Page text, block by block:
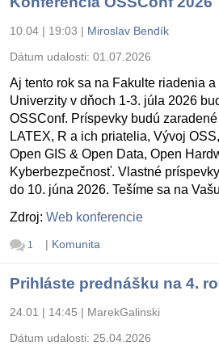
10.04 | 19:03 | Miroslav Bendík
Dátum udalosti: 01.07.2026
Aj tento rok sa na Fakulte riadenia
Univerzity v dňoch 1-3. júla 2026
OSSConf. Príspevky budú
LATEX, R a ich priatelia, Vývoj
Open GIS & Open Data, Open
Kyberbezpečnosť. Vlastné
do 10. júna 2026. Tešíme sa na
Zdroj: Web konferencie
1 | Komunita
Prihláste prednášku na 4.
24.01 | 14:45 | MarekGalinski
Dátum udalosti: 25.04.2026